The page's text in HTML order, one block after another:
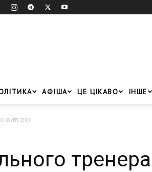
АФІША ЦЕ ЦІКАВО ІНШЕ
фитнесу
тренера